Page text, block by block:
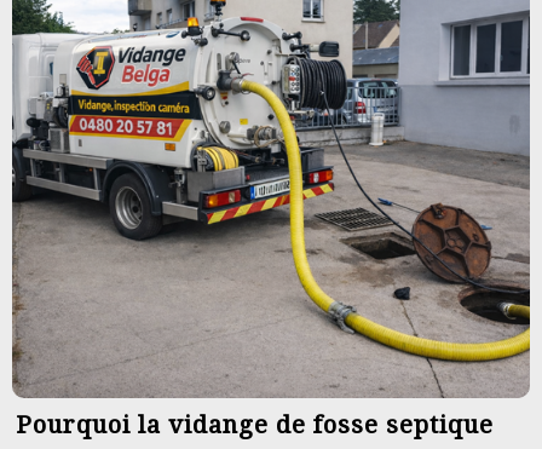
Pourquoi la vidange de fosse septique